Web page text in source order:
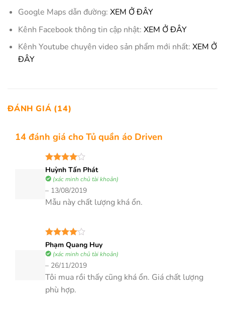
Google Maps dẫn đường: XEM Ở ĐÂY
Kênh Facebook thông tin cập nhật: XEM Ở ĐÂY
Kênh Youtube chuyên video sản phẩm mới nhất: XEM Ở
ĐÂY
ĐÁNH GIÁ (14)
14 đánh giá cho Tủ quần áo Driven
Được
xếp hạng
5 sao
Huỳnh Tấn Phát
(xác minh chủ tài khoản)
– 13/08/2019
Mẫu này chất lượng khá ổn.
Được
xếp hạng
5 sao
Phạm Quang Huy
(xác minh chủ tài khoản)
– 26/11/2019
Tôi mua rồi thấy cũng khá ổn. Giá chất lượng
phù hợp.